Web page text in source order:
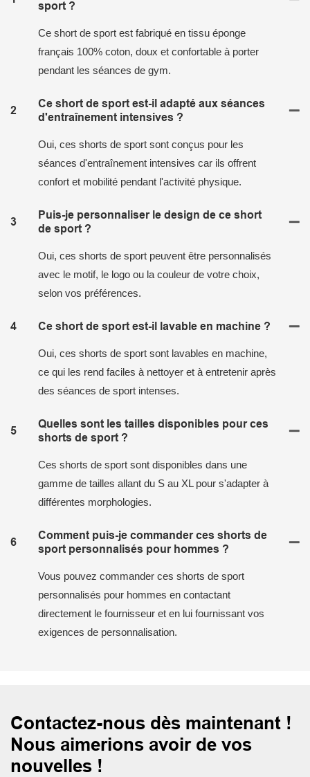
sport ?
Ce short de sport est fabriqué en tissu éponge
français 100% coton, doux et confortable à porter
pendant les séances de gym.
2
Ce short de sport est-il adapté aux séances
d'entraînement intensives ?
Oui, ces shorts de sport sont conçus pour les
séances d'entraînement intensives car ils offrent
confort et mobilité pendant l'activité physique.
3
Puis-je personnaliser le design de ce short
de sport ?
Oui, ces shorts de sport peuvent être personnalisés
avec le motif, le logo ou la couleur de votre choix,
selon vos préférences.
4 Ce short de sport est-il lavable en machine ?
Oui, ces shorts de sport sont lavables en machine,
ce qui les rend faciles à nettoyer et à entretenir après
des séances de sport intenses.
5
Quelles sont les tailles disponibles pour ces
shorts de sport ?
Ces shorts de sport sont disponibles dans une
gamme de tailles allant du S au XL pour s'adapter à
différentes morphologies.
6
Comment puis-je commander ces shorts de
sport personnalisés pour hommes ?
Vous pouvez commander ces shorts de sport
personnalisés pour hommes en contactant
directement le fournisseur et en lui fournissant vos
exigences de personnalisation.
Contactez-nous dès maintenant !
Nous aimerions avoir de vos
nouvelles !